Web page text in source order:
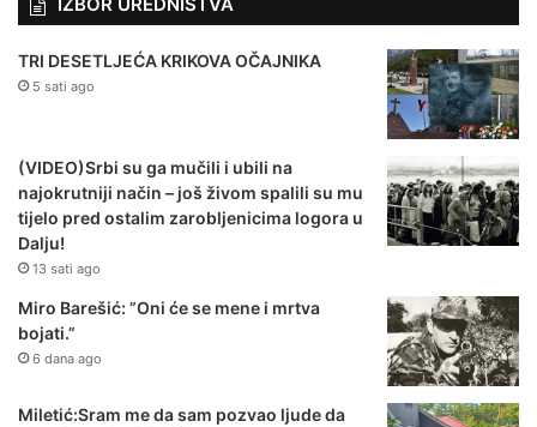
TRI DESETLJEĆA KRIKOVA OČAJNIKA
5 sati ago
(VIDEO)Srbi su ga mučili i ubili na
najokrutniji način – još živom spalili su mu
tijelo pred ostalim zarobljenicima logora u
Dalju!
13 sati ago
Miro Barešić: ”Oni će se mene i mrtva
bojati.”
6 dana ago
Miletić:Sram me da sam pozvao ljude da